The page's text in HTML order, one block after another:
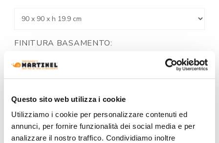
Questo sito web utilizza i cookie
Utilizziamo i cookie per personalizzare contenuti ed
annunci, per fornire funzionalità dei social media e per
analizzare il nostro traffico. Condividiamo inoltre
FINITURA BASAMENTO: